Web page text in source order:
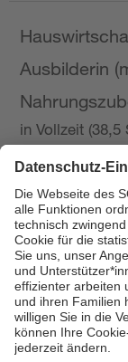
Ausbilderin
in Vollzeit
in Teilzeit
Kinderdorf